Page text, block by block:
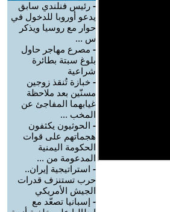
- رئيس فنلندي سابق
يدعو أوروبا للدخول في
حوار مع روسيا ويذكر
س ...
- مصرع مهاجر حاول
بلوغ سبتة بطائرة
شراعية
- خبازة تُنقذ زوجين
مسنّين بعد ملاحظة
غيابهما المفاجئ عن
المخب ...
- الحوثيون يكثفون
هجماتهم على قوات
الحكومة اليمنية
المدعومة من ...
- استراتيجية إيران..
حرب تستنزف قدرات
الجيش الأمريكي
- إسبانيا تصعّد مع